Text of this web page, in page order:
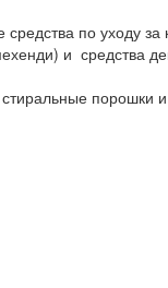
по уходу
и средства
порошки